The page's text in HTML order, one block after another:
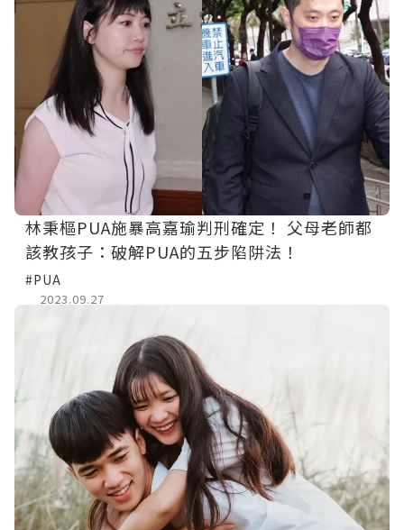
林秉樞PUA施暴高嘉瑜判刑確定！ 父母老師都
該教孩子：破解PUA的五步陷阱法！
#PUA
2023.09.27